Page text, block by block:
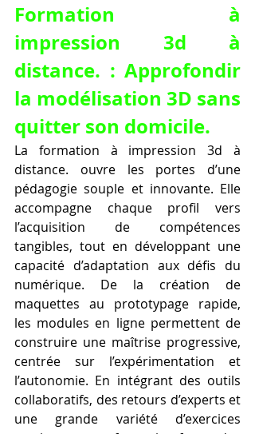
Formation à
impression 3d à
distance. : Approfondir
la modélisation 3D sans
quitter son domicile.
La formation à impression 3d à
distance. ouvre les portes d’une
pédagogie souple et innovante. Elle
accompagne chaque profil vers
l’acquisition de compétences
tangibles, tout en développant une
capacité d’adaptation aux défis du
numérique. De la création de
maquettes au prototypage rapide,
les modules en ligne permettent de
construire une maîtrise progressive,
centrée sur l’expérimentation et
l’autonomie. En intégrant des outils
collaboratifs, des retours d’experts et
une grande variété d’exercices